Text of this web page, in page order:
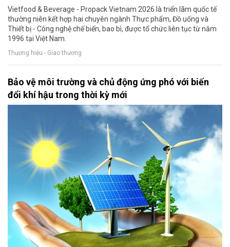
Vietfood & Beverage - Propack Vietnam 2026 là triển lãm quốc tế
thường niên kết hợp hai chuyên ngành Thực phẩm, Đồ uống và
Thiết bị - Công nghệ chế biến, bao bì, được tổ chức liên tục từ năm
1996 tại Việt Nam.
Thương hiệu - Giao thương
Bảo vệ môi trường và chủ động ứng phó với biến
đổi khí hậu trong thời kỳ mới